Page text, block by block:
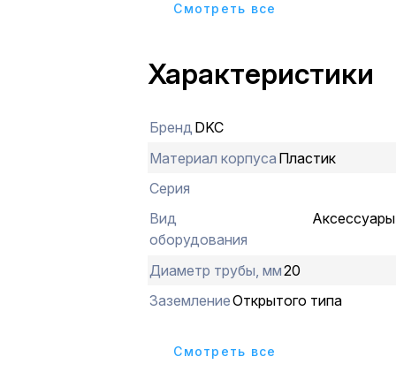
Cмотреть все
Характеристики
Бренд DKC
Материал корпуса Пластик
Серия
Вид
оборудования
Диаметр трубы, мм20
ЗаземлениеОткрытого типа
Cмотреть все